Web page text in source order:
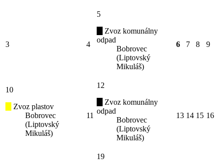
3 4
5
Zvoz komunálny
odpad
Bobrovec
(Liptovský
Mikuláš)
6 7 8 9
10
Zvoz plastov
Bobrovec
(Liptovský
Mikuláš)
11
12
Zvoz komunálny
odpad
Bobrovec
(Liptovský
Mikuláš)
13 14 15 16
19